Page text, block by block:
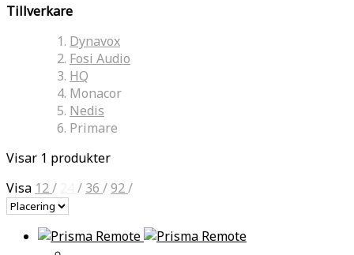
Tillverkare
Dynavox
Fosi Audio
HQ
Monacor
Nedis
Primare
Visar 1 produkter
Visa 12/ / 36 /92/